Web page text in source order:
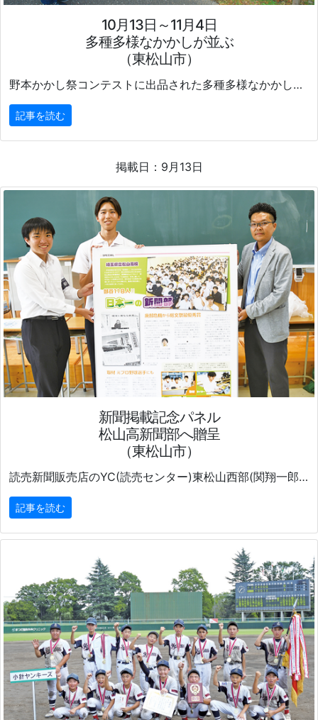
10月13日～11月4日
多種多様なかかしが並ぶ
（東松山市）
野本かかし祭コンテストに出品された多種多様なかかしが、13日(日)から東松山市野本市民活動センター
記事を読む
掲載日：9月13日
新聞掲載記念パネル
松山高新聞部へ贈呈
（東松山市）
読売新聞販売店のYC(読売センター)東松山西部(関翔一郎所長)は8月19日、
記事を読む